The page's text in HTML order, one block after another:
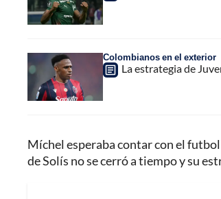
Colombianos en el exterior
La estrategia de
Míchel esperaba contar con el
de Solís no se cerró a tiempo y su